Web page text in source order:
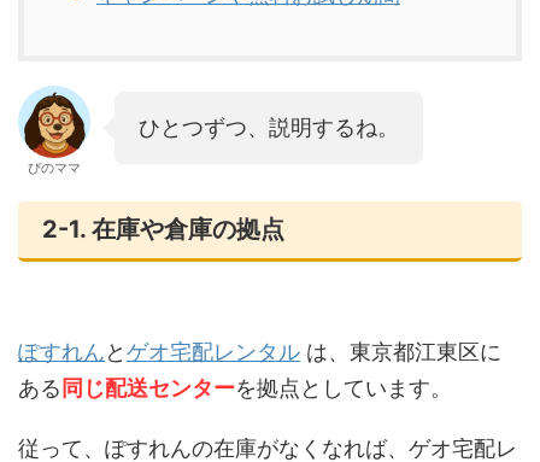
ぴのママ
ひとつずつ、説明するね。
2-1. 在庫や倉庫の拠点
ぽすれんとゲオ宅配レンタル は、東京都江東区に
ある同じ配送センターを拠点としています。
従って、ぽすれんの在庫がなくなれば、ゲオ宅配レ